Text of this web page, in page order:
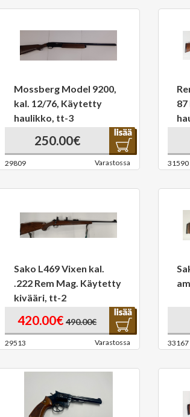
Mossberg Model 9200,
kal. 12/76, Käytetty
haulikko, tt-3
250.00€
29809 Varastossa 31590
Sako L469 Vixen kal.
.222 Rem Mag. Käytetty
kivääri, tt-2
420.00€ 490.00€
29513 Varastossa 33167